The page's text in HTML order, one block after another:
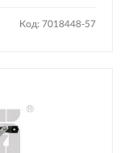
Код: 7018448-57